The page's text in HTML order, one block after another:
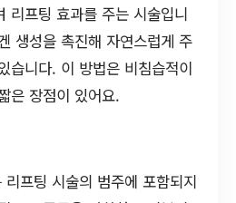
리프팅 효과를 주는 시술입니
생성을 촉진해 자연스럽게 주
습니다. 이 방법은 비침습적이
은 장점이 있어요.
프팅 시술의 범주에 포함되지